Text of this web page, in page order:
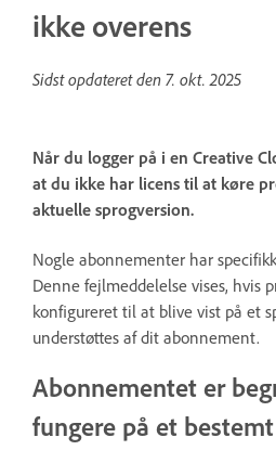
ikke overens
Sidst opdateret den 7. okt. 2025
Når du logger på i en Creative
at du ikke har licens til at køre
aktuelle sprogversion.
Nogle abonnementer har
Denne fejlmeddelelse vises, hvis
konfigureret til at blive vist på et
understøttes af dit abonnement.
Abonnementet er
fungere på et